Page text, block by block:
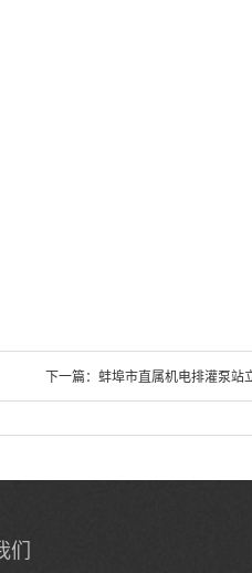
下一篇： 蚌埠市直属机电排灌泵站
们